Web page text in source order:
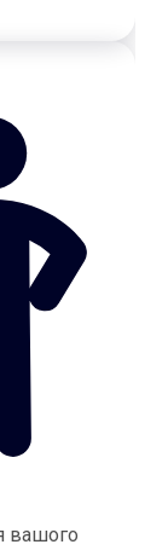
вашого